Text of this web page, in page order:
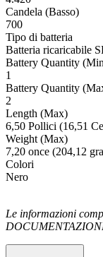
Candela (Basso)
700
Tipo di batteria
Batteria ricaricabile
Battery Quantity
1
Battery Quantity
2
Length (Max)
6,50 Pollici (16,51
Weight (Max)
7,20 once (204,12
Colori
Nero
Le informazioni